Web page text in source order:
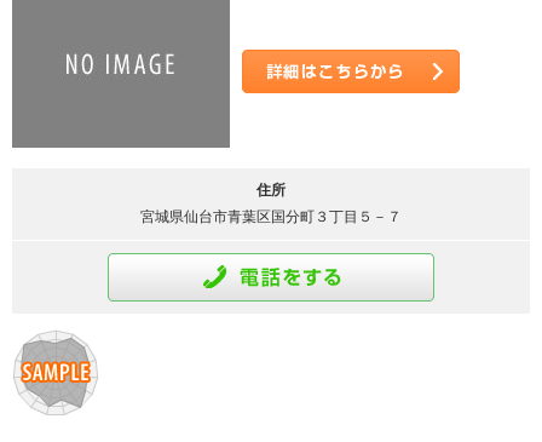
住所
宮城県仙台市青葉区国分町３丁目５－７